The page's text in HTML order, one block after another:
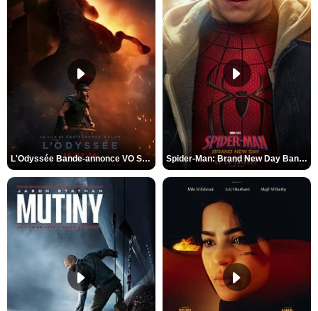
L'Odyssée Bande-annonce VO STFR Spider-Man: Brand New Day Bande-annonce VO STFR